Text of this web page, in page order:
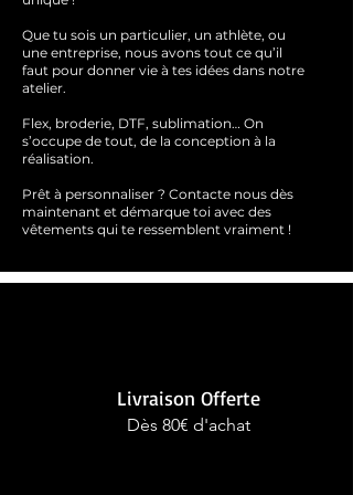
Que tu sois un particulier, un athlète, ou
une entreprise, nous avons tout ce qu’il
faut pour donner vie à tes idées dans notre
atelier.
Flex, broderie, DTF, sublimation… On
s’occupe de tout, de la conception à la
réalisation.
Prêt à personnaliser ? Contacte nous dès
maintenant et démarque toi avec des
vêtements qui te ressemblent vraiment !
Livraison Offerte
Dès 80€ d'achat